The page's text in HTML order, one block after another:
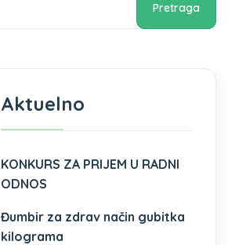
Pretraga
Aktuelno
KONKURS ZA PRIJEM U RADNI
ODNOS
Đumbir za zdrav način gubitka
kilograma